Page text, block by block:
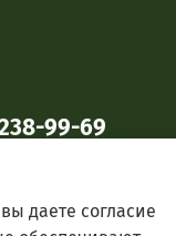
99-69
даете согласие